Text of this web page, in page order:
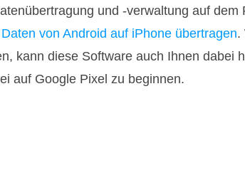
und -verwaltung auf dem
Daten von Android auf iPhone übertragen.
kann diese Software auch Ihnen dabei
auf Google Pixel zu beginnen.